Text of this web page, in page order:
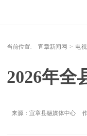
当前位置: 宜章新闻网 > 电视
2026年全
来源：宜章县融媒体中心